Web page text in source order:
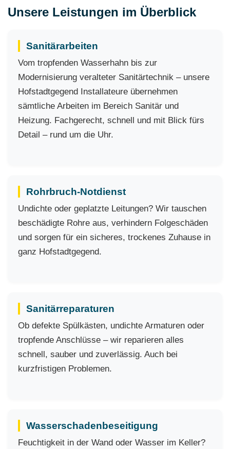
Unsere Leistungen im Überblick
Sanitärarbeiten
Vom tropfenden Wasserhahn bis zur
Modernisierung veralteter Sanitärtechnik – unsere
Hofstadtgegend Installateure übernehmen
sämtliche Arbeiten im Bereich Sanitär und
Heizung. Fachgerecht, schnell und mit Blick fürs
Detail – rund um die Uhr.
Rohrbruch-Notdienst
Undichte oder geplatzte Leitungen? Wir tauschen
beschädigte Rohre aus, verhindern Folgeschäden
und sorgen für ein sicheres, trockenes Zuhause in
ganz Hofstadtgegend.
Sanitärreparaturen
Ob defekte Spülkästen, undichte Armaturen oder
tropfende Anschlüsse – wir reparieren alles
schnell, sauber und zuverlässig. Auch bei
kurzfristigen Problemen.
Wasserschadenbeseitigung
Feuchtigkeit in der Wand oder Wasser im Keller?